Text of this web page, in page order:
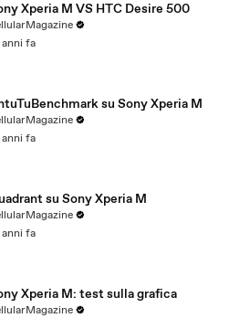
Xperia M VS HTC Desire 500
anni fa
su Sony Xperia M
anni fa
su Sony Xperia M
anni fa
Xperia M: test sulla grafica